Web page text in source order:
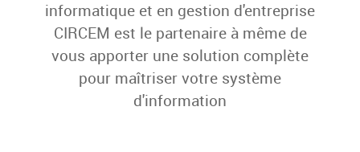
Alliant des compétences en
informatique et en gestion d'entreprise
CIRCEM est le partenaire à même de
vous apporter une solution complète
pour maîtriser votre système